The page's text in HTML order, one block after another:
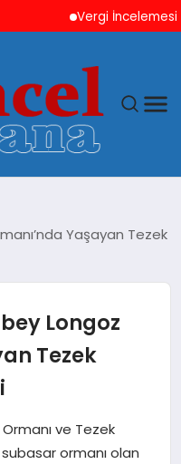
Vergi İncelemesi
Yaşayan Tezek
Longoz
Tezek
ve Tezek
ormanı olan